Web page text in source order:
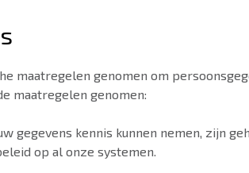
maatregelen genomen om
maatregelen genomen:
gegevens kennis kunnen nemen, zijn
op al onze systemen.